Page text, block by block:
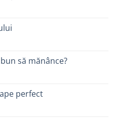
să mănânce?
perfect